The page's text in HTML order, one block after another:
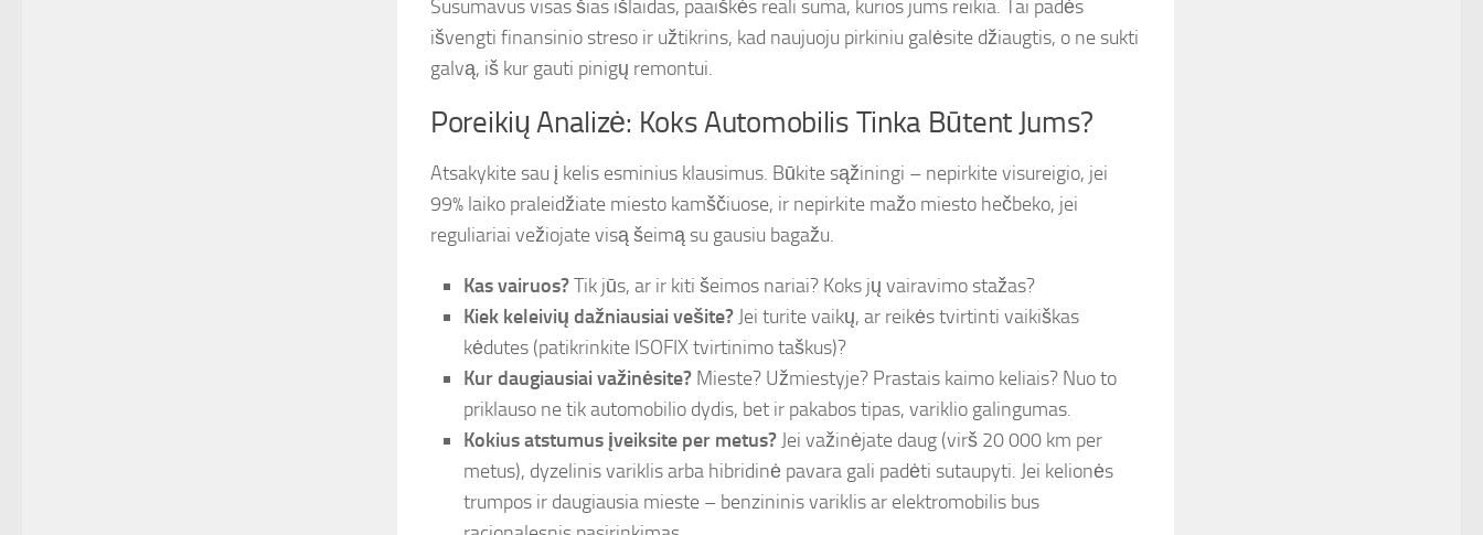
Susumavus visas šias išlaidas, paaiškės reali suma, kurios jums reikia. Tai padės
išvengti finansinio streso ir užtikrins, kad naujuoju pirkiniu galėsite džiaugtis, o ne sukti
galvą, iš kur gauti pinigų remontui.
Poreikių Analizė: Koks Automobilis Tinka Būtent Jums?
Atsakykite sau į kelis esminius klausimus. Būkite sąžiningi – nepirkite visureigio, jei
99% laiko praleidžiate miesto kamščiuose, ir nepirkite mažo miesto hečbeko, jei
reguliariai vežiojate visą šeimą su gausiu bagažu.
Kas vairuos?Tik jūs, ar ir kiti šeimos nariai? Koks jų vairavimo stažas?
Kiek keleivių dažniausiai vešite? Jei turite vaikų, ar reikės tvirtinti vaikiškas
kėdutes (patikrinkite ISOFIX tvirtinimo taškus)?
Kur daugiausiai važinėsite? Mieste? Užmiestyje? Prastais kaimo keliais? Nuo to
priklauso ne tik automobilio dydis, bet ir pakabos tipas, variklio galingumas.
Kokius atstumus įveiksite per metus? Jei važinėjate daug (virš 20 000 km per
metus), dyzelinis variklis arba hibridinė pavara gali padėti sutaupyti. Jei kelionės
trumpos ir daugiausia mieste – benzininis variklis ar elektromobilis bus